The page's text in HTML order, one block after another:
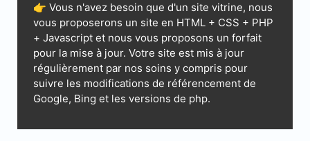
👉 Vous n'avez besoin que d'un site vitrine, nous
vous proposerons un site en HTML + CSS + PHP
+ Javascript et nous vous proposons un forfait
pour la mise à jour. Votre site est mis à jour
régulièrement par nos soins y compris pour
suivre les modifications de référencement de
Google, Bing et les versions de php.